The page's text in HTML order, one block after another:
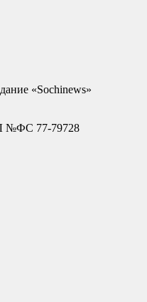
«Sochinews»
№ФС 77-79728